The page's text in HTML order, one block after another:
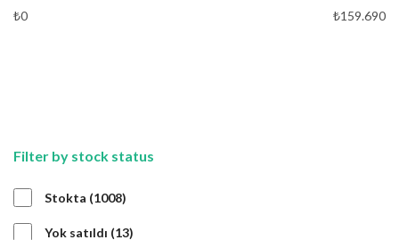
₺0 ₺159.690
Filter by stock status
Stokta 10081008
Yok satıldı 1313